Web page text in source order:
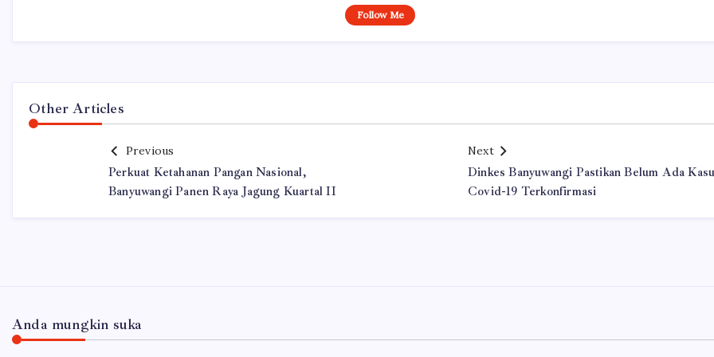
Follow Me
Other Articles
Previous
Perkuat Ketahanan Pangan Nasional,
Banyuwangi Panen Raya Jagung Kuartal II
Next
Dinkes Banyuwangi Pastikan Belum Ada
Covid-19 Terkonfirmasi
Anda mungkin suka